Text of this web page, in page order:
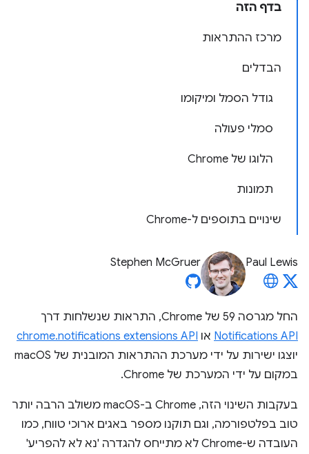
בדף הזה
מרכז ההתראות
הבדלים
גודל הסמל ומיקומו
סמלי פעולה
הלוגו של Chrome
תמונות
שינויים בתוספים ל-Chrome
Paul Lewis
Stephen McGruer
החל מגרסה 59 של Chrome, התראות שנשלחות דרך
Notifications API או chrome.notifications extensions API
יוצגו ישירות על ידי מערכת ההתראות המובנית של macOS
במקום על ידי המערכת של Chrome.
בעקבות השינוי הזה, Chrome ב-macOS משולב הרבה יותר
טוב בפלטפורמה, וגם תוקנו מספר באגים ארוכי טווח, כמו
העובדה ש-Chrome לא מתייחס להגדרה 'נא לא להפריע'